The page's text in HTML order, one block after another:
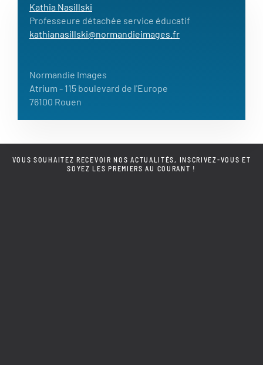
Kathia Nasillski
Professeure détachée service éducatif
kathianasillski@normandieimages.fr
Normandie Images
Atrium - 115 boulevard de l'Europe
76100 Rouen
VOUS SOUHAITEZ RECEVOIR NOS ACTUALITÉS, INSCRIVEZ-VOUS ET
SOYEZ LES PREMIERS AU COURANT !